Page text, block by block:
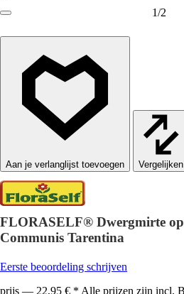
1/2
Vergelijken
FLORASELF® Dwergmirte
Communis Tarentina
Eerste beoordeling schrijven
prijs — 22,95 € * Alle prijzen zijn incl.